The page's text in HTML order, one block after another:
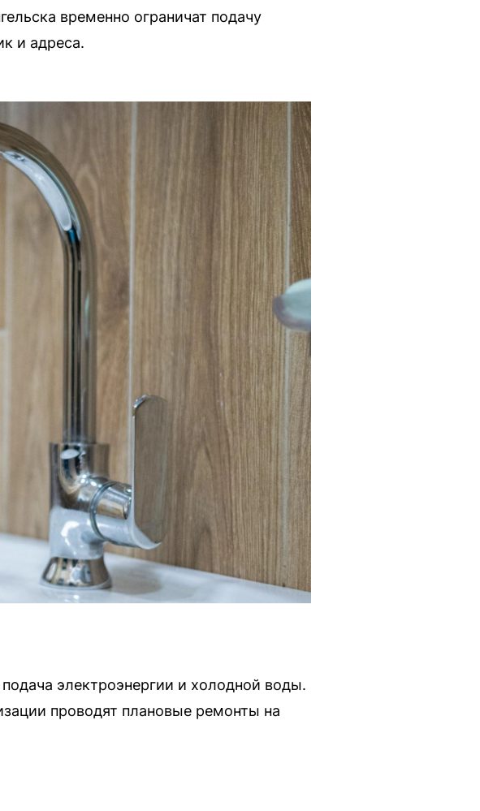
временно ограничат подачу
и адреса.
электроэнергии и холодной воды.
проводят плановые ремонты на